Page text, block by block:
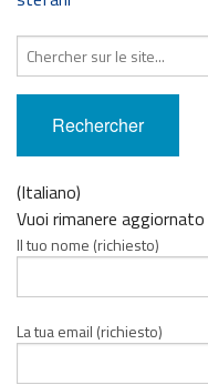
Recherche
pour
:
(Italiano)
Vuoi rimanere
Il tuo nome (richiesto)
La tua email (richiesto)